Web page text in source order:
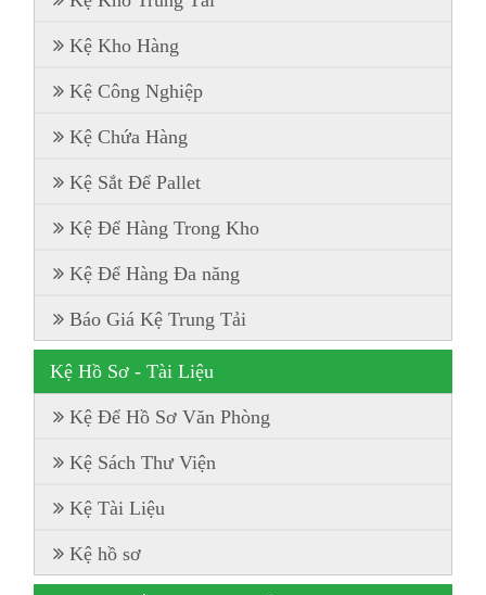
Kệ Kho Hàng
Kệ Công Nghiệp
Kệ Chứa Hàng
Kệ Sắt Để Pallet
Kệ Để Hàng Trong Kho
Kệ Để Hàng Đa năng
Báo Giá Kệ Trung Tải
Kệ Hồ Sơ - Tài Liệu
Kệ Để Hồ Sơ Văn Phòng
Kệ Sách Thư Viện
Kệ Tài Liệu
Kệ hồ sơ